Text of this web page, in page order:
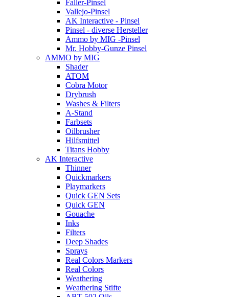
Faller-Pinsel
Vallejo-Pinsel
AK Interactive - Pinsel
Pinsel - diverse Hersteller
Ammo by MIG -Pinsel
Mr. Hobby-Gunze Pinsel
AMMO by MIG
Shader
ATOM
Cobra Motor
Drybrush
Washes & Filters
A-Stand
Farbsets
Oilbrusher
Hilfsmittel
Titans Hobby
AK Interactive
Thinner
Quickmarkers
Playmarkers
Quick GEN Sets
Quick GEN
Gouache
Inks
Filters
Deep Shades
Sprays
Real Colors Markers
Real Colors
Weathering
Weathering Stifte